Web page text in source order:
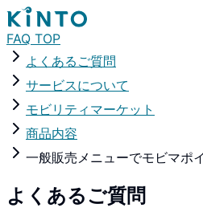
FAQ TOP
よくあるご質問
サービスについて
モビリティマーケット
商品内容
一般販売メニューでモビマポ
よくあるご質問